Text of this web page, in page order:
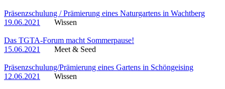
Präsenzschulung / Prämierung eines Naturgartens in Wachtberg
19.06.2021
Wissen
Das TGTA-Forum macht Sommerpause!
15.06.2021
Meet & Seed
Präsenzschulung/Prämierung eines Gartens in Schöngeising
12.06.2021
Wissen